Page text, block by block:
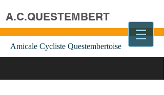
A.C.QUESTEMBERT
Amicale Cycliste Questembertoise